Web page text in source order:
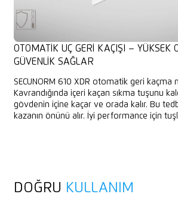
OTOMATIK UÇ GERI KAÇIŞI – YÜKSEK
GÜVENLIK SAĞLAR
SECUNORM 610 XDR otomatik geri kaçma
Kavrandığında içeri kaçan sıkma tuşunu
gövdenin içine kaçar ve orada kalır. Bu
kazanın önünü alır. İyi performance için
DOĞRU KULLANIM